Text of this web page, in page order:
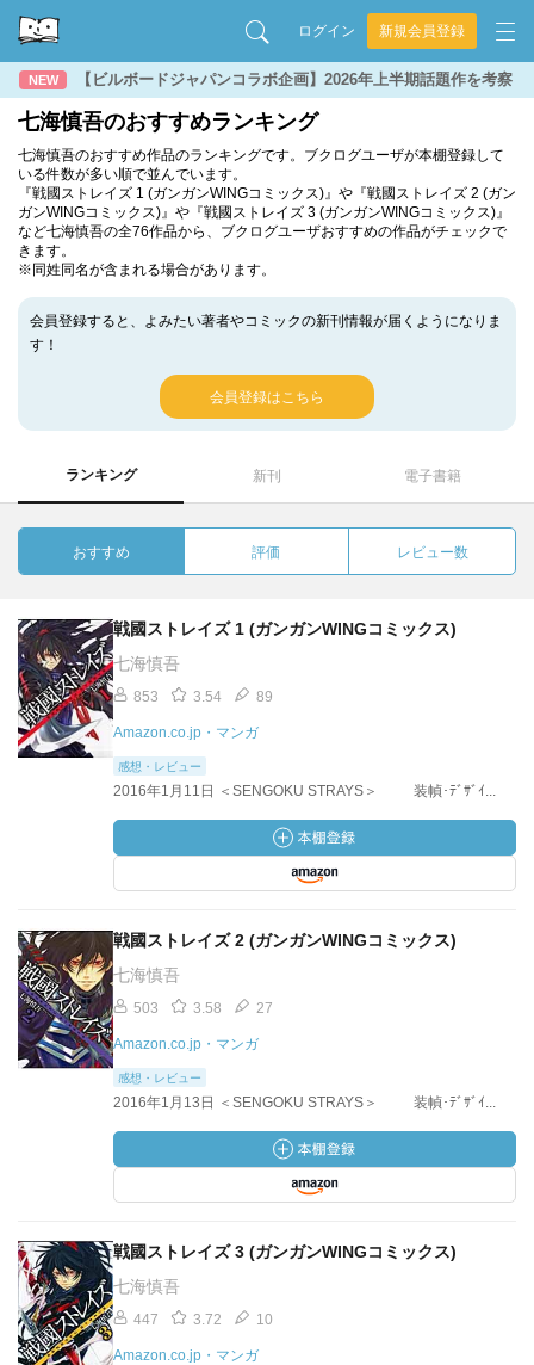
ログイン 新規会員登録
NEW 【ビルボードジャパンコラボ企画】2026年上半期話題作を考察
七海慎吾のおすすめランキング
七海慎吾のおすすめ作品のランキングです。ブクログユーザが本棚登録して
いる件数が多い順で並んでいます。
『戦國ストレイズ 1 (ガンガンWINGコミックス)』や『戦國ストレイズ 2 (ガン
ガンWINGコミックス)』や『戦國ストレイズ 3 (ガンガンWINGコミックス)』
など七海慎吾の全76作品から、ブクログユーザおすすめの作品がチェックで
きます。
※同姓同名が含まれる場合があります。
会員登録すると、よみたい著者やコミックの新刊情報が届くようになりま
す！
会員登録はこちら
ランキング 新刊 電子書籍
おすすめ 評価 レビュー数
戦國ストレイズ 1 (ガンガンWINGコミックス)
七海慎吾
853 3.54 89
Amazon.co.jp・マンガ
感想・レビュー
2016年1月11日 ＜SENGOKU STRAYS＞ 装幀･ﾃﾞｻﾞｲ...
戦國ストレイズ 2 (ガンガンWINGコミックス)
七海慎吾
503 3.58 27
Amazon.co.jp・マンガ
感想・レビュー
2016年1月13日 ＜SENGOKU STRAYS＞ 装幀･ﾃﾞｻﾞｲ...
戦國ストレイズ 3 (ガンガンWINGコミックス)
七海慎吾
447 3.72 10
Amazon.co.jp・マンガ